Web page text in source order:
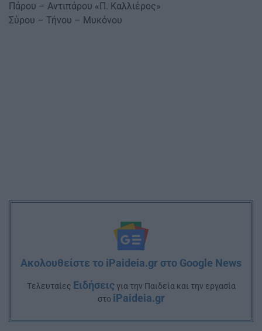
Πάρου – Αντιπάρου «Π. Καλλιέρος»
Σύρου – Τήνου – Μυκόνου
Ακολουθείστε το iPaideia.gr στο Google News
Tελευταίες Ειδήσειςγια την Παιδεία και την εργασία
στο iPaideia.gr